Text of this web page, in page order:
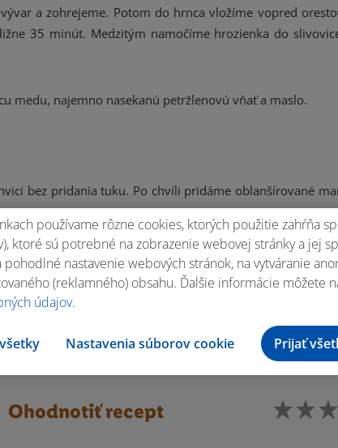
a zohrejeme. Potom do hrnca vložíme vopred
35 minút. Medzitým namočíme hrozienka do
medu, najemno nasekanú petržlenovú vňať a maslo.
bez pridania tuku. Po chvíli pridáme oblanšírované
posypeme orestovanou slaninou a mandľami.
Ohodnotiť recept
používame rôzne cookies, ktorých použitie zahŕňa
ktoré sú potrebné na zobrazenie webovej stránky a jej
nastavenie webových stránok, na vytváranie
(reklamného) obsahu. Ďalšie informácie môžete
údajov.
Nastavenia súborov cookie Prijať